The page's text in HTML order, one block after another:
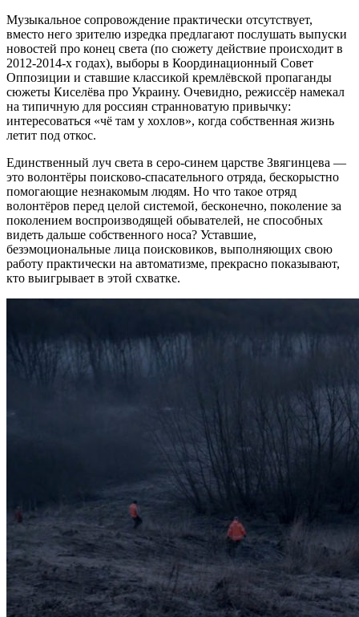
Музыкальное сопровождение практически отсутствует,
вместо него зрителю изредка предлагают послушать выпуски
новостей про конец света (по сюжету действие происходит в
2012-2014-х годах), выборы в Координационный Совет
Оппозиции и ставшие классикой кремлёвской пропаганды
сюжеты Киселёва про Украину. Очевидно, режиссёр намекал
на типичную для россиян странноватую привычку:
интересоваться «чё там у хохлов», когда собственная жизнь
летит под откос.
Единственный луч света в серо-синем царстве Звягинцева —
это волонтёры поисково-спасательного отряда, бескорыстно
помогающие незнакомым людям. Но что такое отряд
волонтёров перед целой системой, бесконечно, поколение за
поколением воспроизводящей обывателей, не способных
видеть дальше собственного носа? Уставшие,
безэмоциональные лица поисковиков, выполняющих свою
работу практически на автоматизме, прекрасно показывают,
кто выигрывает в этой схватке.